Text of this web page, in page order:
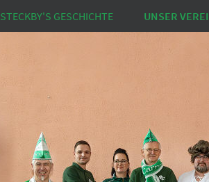
STECKBY'S GESCHICHTE UNSER